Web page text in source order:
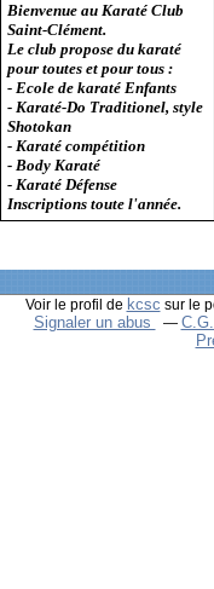
Bienvenue au Karaté Club
Saint-Clément.
Le club propose du karaté
pour toutes et pour tous :
- Ecole de karaté Enfants
- Karaté-Do Traditionel, style
Shotokan
- Karaté compétition
- Body Karaté
- Karaté Défense
Inscriptions toute l'année.
Voir le profil de kcsc sur le
Signaler un abus